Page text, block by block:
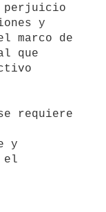
y
marco de
que
requiere
y
el